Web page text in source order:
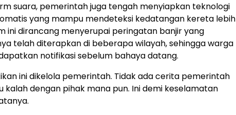
suara, pemerintah juga tengah menyiapkan teknologi
yang mampu mendeteksi kedatangan kereta lebih
ini dirancang menyerupai peringatan banjir yang
telah diterapkan di beberapa wilayah, sehingga warga
notifikasi sebelum bahaya datang.
ini dikelola pemerintah. Tidak ada cerita pemerintah
kalah dengan pihak mana pun. Ini demi keselamatan